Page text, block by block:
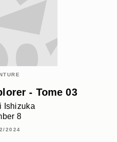
- Tome 03
Ishizuka
8
2024